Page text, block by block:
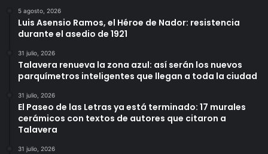
5 agosto, 2026
Luis Asensio Ramos, el Héroe de Nador: resistencia
durante el asedio de 1921
31 julio, 2026
Talavera renueva la zona azul: así serán los nuevos
parquímetros inteligentes que llegan a toda la ciudad
31 julio, 2026
El Paseo de las Letras ya está terminado: 17 murales
cerámicos con textos de autores que citaron a
Talavera
31 julio, 2026